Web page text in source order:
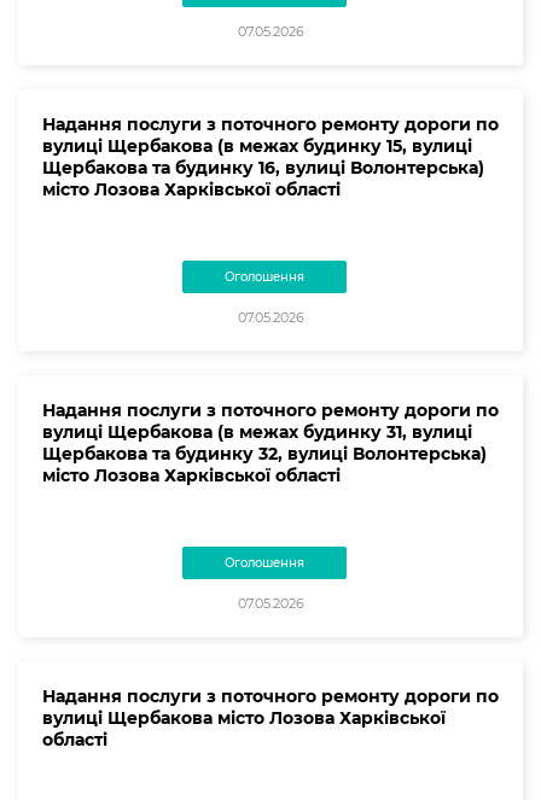
07.05.2026
Надання послуги з поточного ремонту дороги по
вулиці Щербакова (в межах будинку 15, вулиці
Щербакова та будинку 16, вулиці Волонтерська)
місто Лозова Харківської області
Оголошення
07.05.2026
Надання послуги з поточного ремонту дороги по
вулиці Щербакова (в межах будинку 31, вулиці
Щербакова та будинку 32, вулиці Волонтерська)
місто Лозова Харківської області
Оголошення
07.05.2026
Надання послуги з поточного ремонту дороги по
вулиці Щербакова місто Лозова Харківської
області